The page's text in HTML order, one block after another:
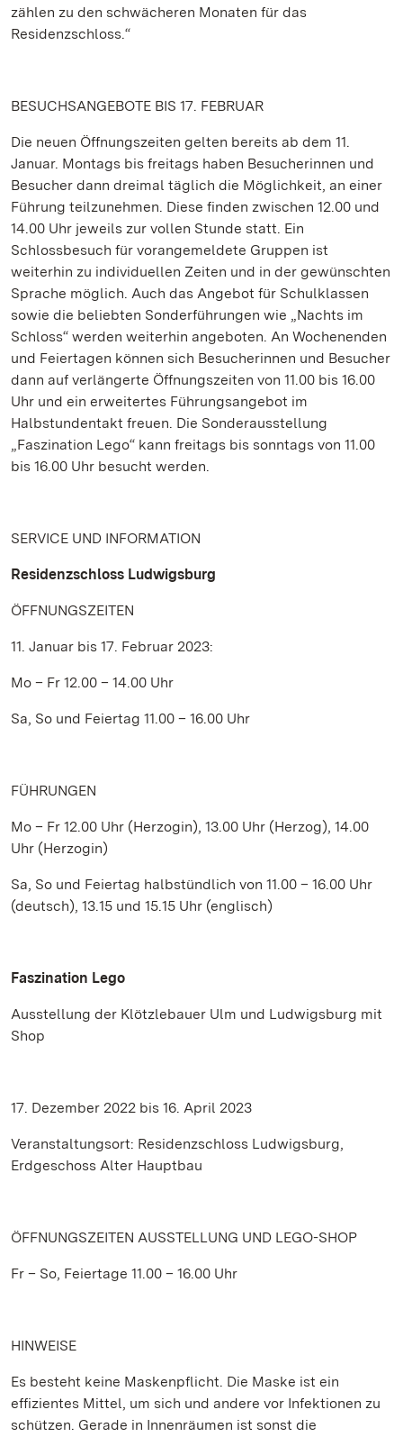
zählen zu den schwächeren Monaten für das
Residenzschloss.“
BESUCHSANGEBOTE BIS 17. FEBRUAR
Die neuen Öffnungszeiten gelten bereits ab dem 11.
Januar. Montags bis freitags haben Besucherinnen und
Besucher dann dreimal täglich die Möglichkeit, an einer
Führung teilzunehmen. Diese finden zwischen 12.00 und
14.00 Uhr jeweils zur vollen Stunde statt. Ein
Schlossbesuch für vorangemeldete Gruppen ist
weiterhin zu individuellen Zeiten und in der gewünschten
Sprache möglich. Auch das Angebot für Schulklassen
sowie die beliebten Sonderführungen wie „Nachts im
Schloss“ werden weiterhin angeboten. An Wochenenden
und Feiertagen können sich Besucherinnen und Besucher
dann auf verlängerte Öffnungszeiten von 11.00 bis 16.00
Uhr und ein erweitertes Führungsangebot im
Halbstundentakt freuen. Die Sonderausstellung
„Faszination Lego“ kann freitags bis sonntags von 11.00
bis 16.00 Uhr besucht werden.
SERVICE UND INFORMATION
Residenzschloss Ludwigsburg
ÖFFNUNGSZEITEN
11. Januar bis 17. Februar 2023:
Mo – Fr 12.00 – 14.00 Uhr
Sa, So und Feiertag 11.00 – 16.00 Uhr
FÜHRUNGEN
Mo – Fr 12.00 Uhr (Herzogin), 13.00 Uhr (Herzog), 14.00
Uhr (Herzogin)
Sa, So und Feiertag halbstündlich von 11.00 – 16.00 Uhr
(deutsch), 13.15 und 15.15 Uhr (englisch)
Faszination Lego
Ausstellung der Klötzlebauer Ulm und Ludwigsburg mit
Shop
17. Dezember 2022 bis 16. April 2023
Veranstaltungsort: Residenzschloss Ludwigsburg,
Erdgeschoss Alter Hauptbau
ÖFFNUNGSZEITEN AUSSTELLUNG UND LEGO-SHOP
Fr – So, Feiertage 11.00 – 16.00 Uhr
HINWEISE
Es besteht keine Maskenpflicht. Die Maske ist ein
effizientes Mittel, um sich und andere vor Infektionen zu
schützen. Gerade in Innenräumen ist sonst die